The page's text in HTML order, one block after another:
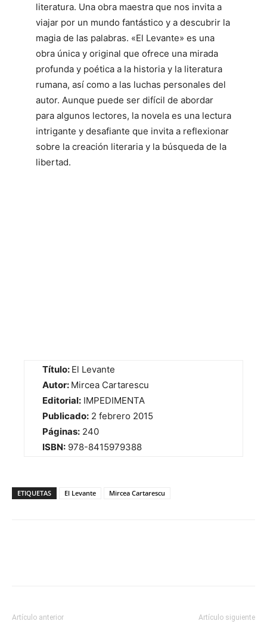
literatura. Una obra maestra que nos invita a
viajar por un mundo fantástico y a descubrir la
magia de las palabras. «El Levante» es una
obra única y original que ofrece una mirada
profunda y poética a la historia y la literatura
rumana, así como a las luchas personales del
autor. Aunque puede ser difícil de abordar
para algunos lectores, la novela es una lectura
intrigante y desafiante que invita a reflexionar
sobre la creación literaria y la búsqueda de la
libertad.
Título: El Levante
Autor: Mircea Cartarescu
Editorial: IMPEDIMENTA
Publicado: 2 febrero 2015
Páginas: 240
ISBN: 978-8415979388
ETIQUETAS El Levante Mircea Cartarescu
Artículo anterior Artículo siguiente